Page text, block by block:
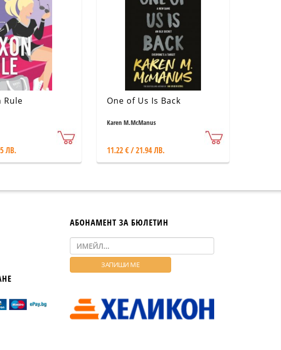
Rule
ЛВ.
One of Us Is Back
Karen M.McManus
11.22 € / 21.94 ЛВ.
АБОНАМЕНТ ЗА БЮЛЕТИН